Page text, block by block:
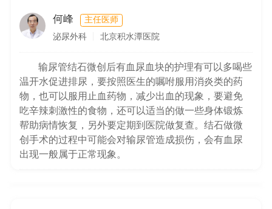
何峰
主任医师
泌尿外科
北京积水潭医院
输尿管结石微创后有血尿血块的护理有可以多喝些
温开水促进排尿，要按照医生的嘱咐服用消炎类的药
物，也可以服用止血药物，减少出血的现象，要避免
吃辛辣刺激性的食物，还可以适当的做一些身体锻炼
帮助病情恢复，另外要定期到医院做复查。结石做微
创手术的过程中可能会对输尿管造成损伤，会有血尿
出现一般属于正常现象。